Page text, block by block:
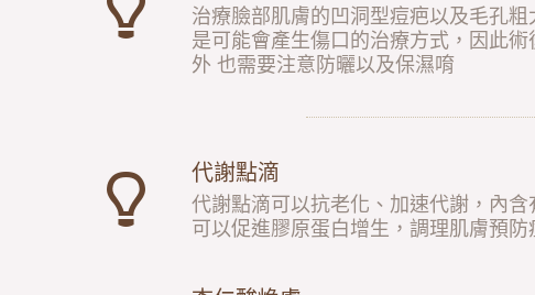
治療臉部肌膚的凹洞型痘疤以及毛孔
是可能會產生傷口的治療方式，因此
外 也需要注意防曬以及保濕唷
代謝點滴
代謝點滴可以抗老化、加速代謝，內含
可以促進膠原蛋白增生，調理肌膚預防